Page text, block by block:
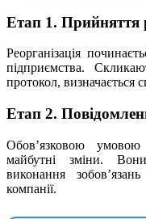
Етап 1. Прийняття
Реорганізація
підприємства.
протокол, визначається
Етап 2.
Обов’язковою
майбутні зміни.
виконання
компанії.